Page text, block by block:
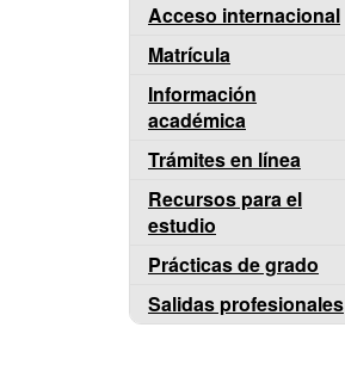
Acceso internacional
Matrícula
Información
académica
Trámites en línea
Recursos para el
estudio
Prácticas de grado
Salidas profesionales